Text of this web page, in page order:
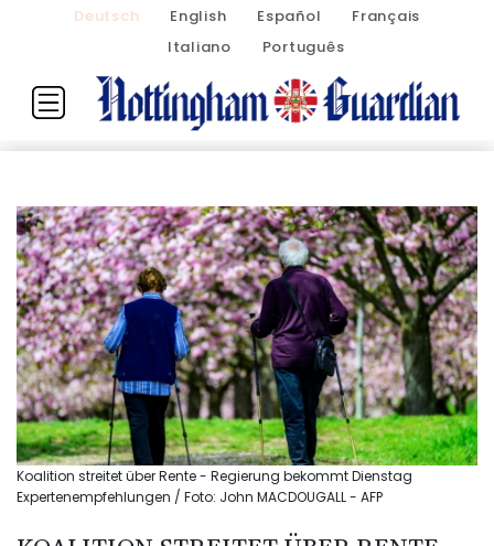
Deutsch English Español
Français
Italiano
Português
Koalition streitet über Rente - Regierung bekommt Dienstag
Expertenempfehlungen / Foto: John MACDOUGALL - AFP